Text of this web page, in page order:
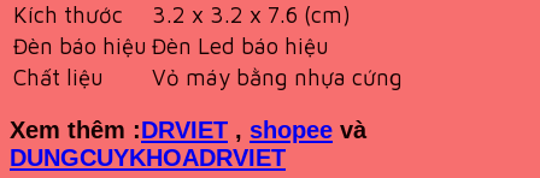
Kích thước
3.2 x 3.2 x 7.6 (cm)
Đèn báo hiệu Đèn Led báo hiệu
Chất liệu
Vỏ máy bằng nhựa cứng
Xem thêm :DRVIET , shopee và
DUNGCUYKHOADRVIET